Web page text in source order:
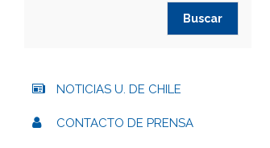
NOTICIAS U. DE CHILE
CONTACTO DE PRENSA